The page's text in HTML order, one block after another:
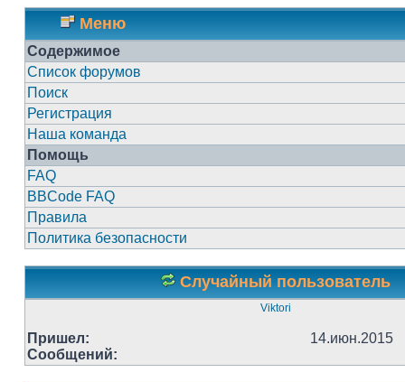
Меню
Содержимое
Список форумов
Поиск
Регистрация
Наша команда
Помощь
FAQ
BBCode FAQ
Правила
Политика безопасности
Случайный пользователь
Viktori
Пришел:
14.июн.2015
Сообщений: